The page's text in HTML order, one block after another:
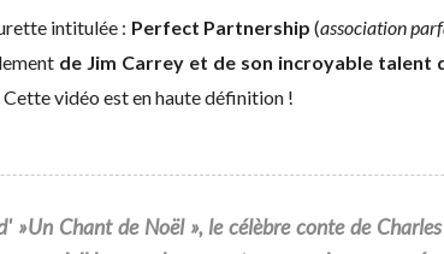
intitulée : Perfect Partnership (association
de Jim Carrey et de son incroyable talent
Cette vidéo est en haute définition !
»Un Chant de Noël », le célèbre conte de